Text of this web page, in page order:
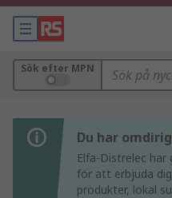
Sök efter MPN
Du har
Elfa-Distrelec har
för att erbjuda
produkter, lokal